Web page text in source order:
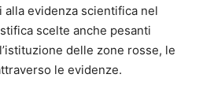
evidenza scientifica nel
scelte anche pesanti
delle zone rosse, le
le evidenze.